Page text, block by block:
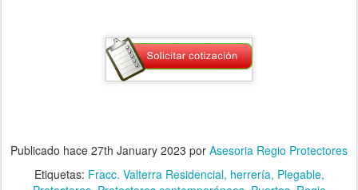
Publicado hace 27th January 2023 por Asesoria Regio Protectores
Etiquetas: Fracc. Valterra Residencial herrería Plegable